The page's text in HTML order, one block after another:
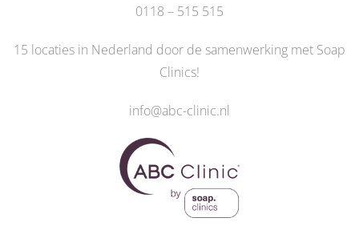
0118 – 515 515
15 locaties in Nederland door de samenwerking met Soap
Clinics!
info@abc-clinic.nl